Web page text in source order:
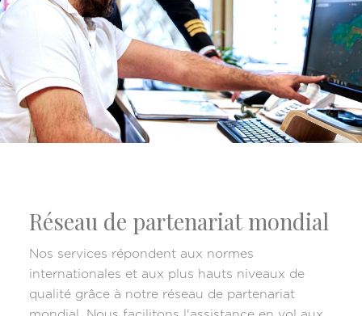
Réseau de partenariat mondial
Nos services répondent aux normes
internationales et aux plus hauts niveaux de
qualité grâce à notre réseau de partenariat